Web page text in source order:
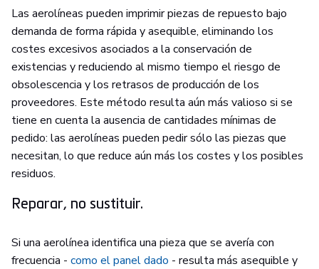
Las aerolíneas pueden imprimir piezas de repuesto bajo
demanda de forma rápida y asequible, eliminando los
costes excesivos asociados a la conservación de
existencias y reduciendo al mismo tiempo el riesgo de
obsolescencia y los retrasos de producción de los
proveedores. Este método resulta aún más valioso si se
tiene en cuenta la ausencia de cantidades mínimas de
pedido: las aerolíneas pueden pedir sólo las piezas que
necesitan, lo que reduce aún más los costes y los posibles
residuos.
Reparar, no sustituir.
Si una aerolínea identifica una pieza que se avería con
frecuencia - como el panel dado - resulta más asequible y